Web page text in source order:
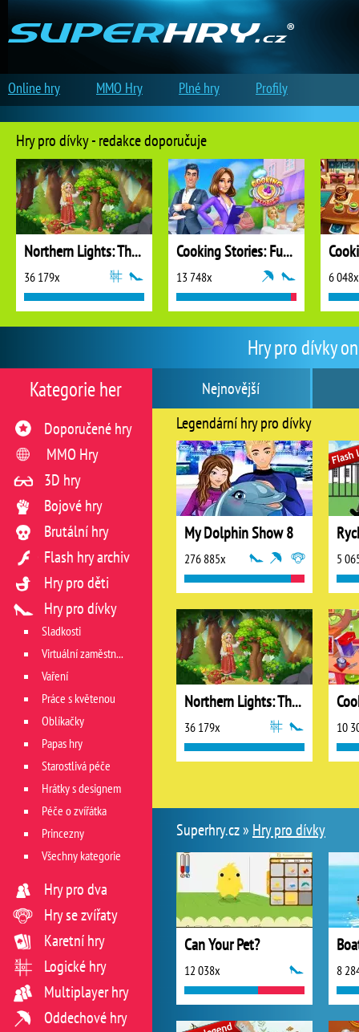
Hry pro dívky
Nejnovější
Legendární hry pro dívky
My Dolphin Show 8
276 885x 5
Northern Lights: The Secret of the Forest
36 179x 10
Superhry.cz » Hry pro dívky
Can Your Pet?
12 038x 8
Kategorie her
Doporučené hry
MMO Hry
3D hry
Bojové hry
Brutální hry
Flash hry archiv
Hry pro děti
Hry pro dívky
Sladkosti
Virtuální zaměstnání v restauraci
Vaření
Práce s květenou
Oblíkačky
Papas hry
Starostlivá péče
Hrátky s designem
Péče o zvířátka
Princezny
Všechny kategorie
Hry pro dva
Hry se zvířaty
Karetní hry
Logické hry
Multiplayer hry
Oddechové hry
Hry pro dívky - redakce doporučuje
Northern Lights: The Secret of the Forest
36 179x
Cooking Stories: Fun Cafe Game
13 748x 6 048x
Online hry MMO Hry Plné hry Profily